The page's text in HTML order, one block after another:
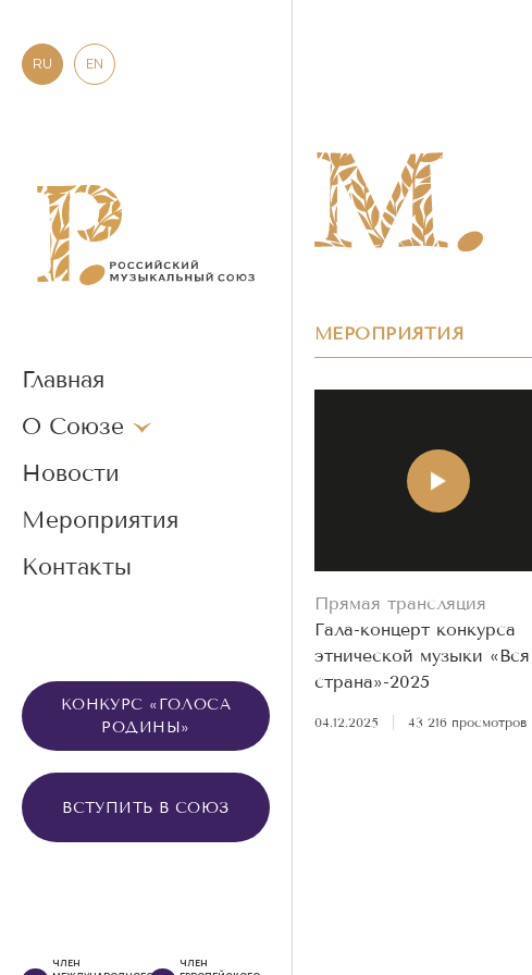
RU EN
Главная
О Союзе
Новости
Мероприятия
Контакты
КОНКУРС «ГОЛОСА
РОДИНЫ»
ВСТУПИТЬ В СОЮЗ
ЧЛЕН
ЧЛЕН
МЕРОПРИЯТИЯ
Прямая трансляция
Гала-концерт конкурса
этнической музыки «Вся
страна»-2025
04.12.2025 43 216 просмотров